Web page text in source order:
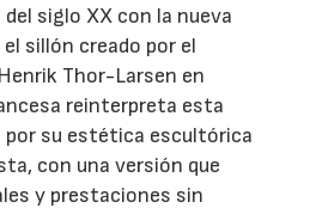
siglo XX con la nueva
sillón creado por el
Thor-Larsen en
reinterpreta esta
por su estética escultórica
con una versión que
y prestaciones sin